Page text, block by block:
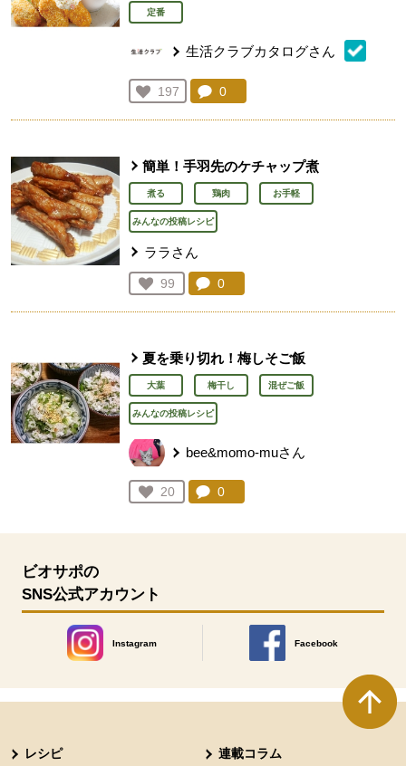
定番
生活クラブカタログさん
お気に入り登録：
197
人が登録
コメント：
0
簡単！手羽先のケチャップ煮
煮る 鶏肉 お手軽
みんなの投稿レシピ
ララさん
お気に入り登録：
99
人が登録
コメント：
0
夏を乗り切れ！梅しそご飯
大葉 梅干し 混ぜご飯
みんなの投稿レシピ
bee&momo-muさん
お気に入り登録：
20
人が登録
コメント：
0
ビオサポの
SNS公式アカウント
Instagram
別のウィンドウで開きます。
Facebook
別のウィンドウで開きます
レシピ 連載コラム